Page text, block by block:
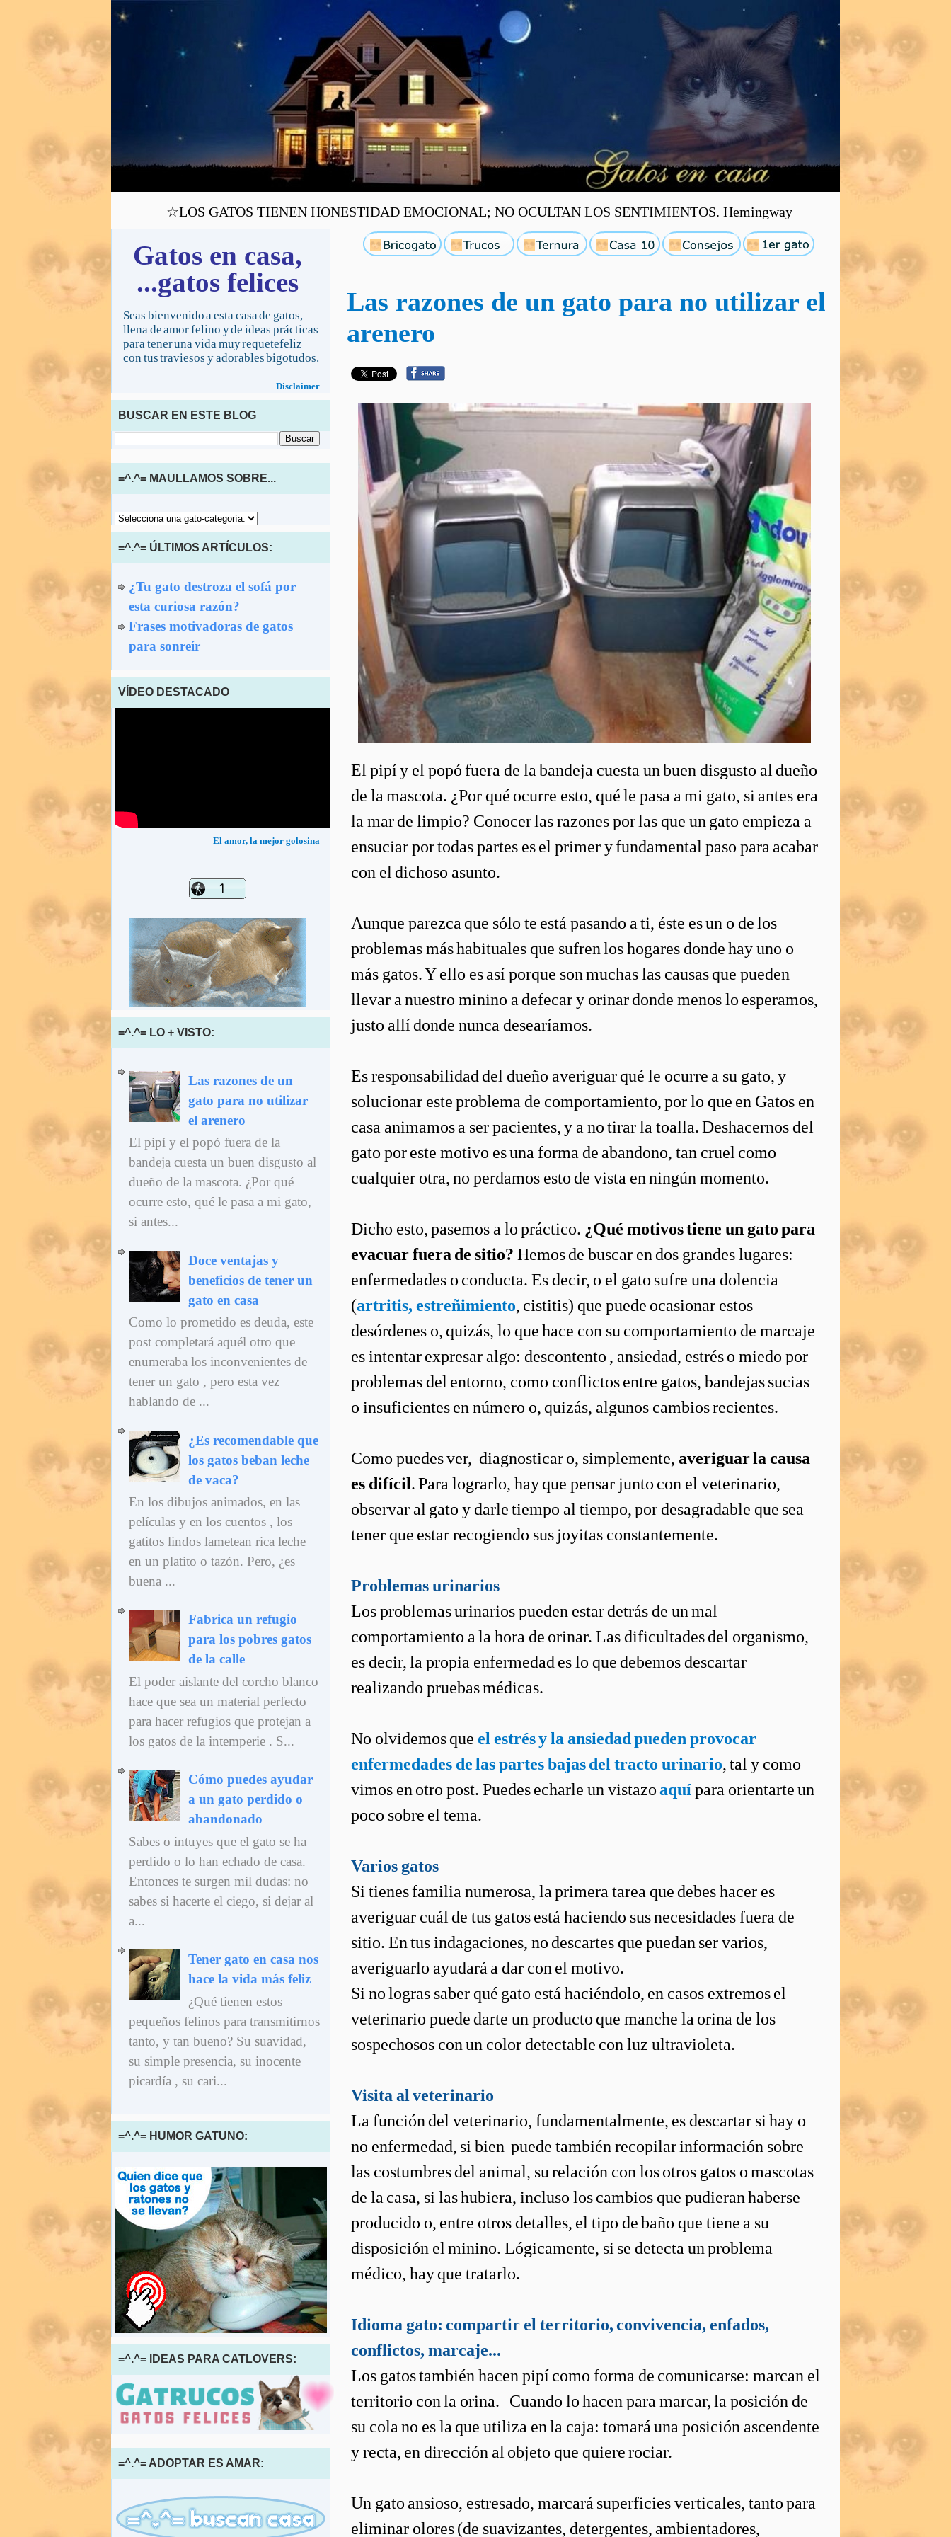
☆LOS GATOS TIENEN HONESTIDAD EMOCIONAL; NO OCULTAN LOS SENTIMIENTOS. Hemingway
Las razones de un gato para no utilizar el
arenero
El pipí y el popó fuera de la bandeja cuesta un buen disgusto al dueño
de la mascota. ¿Por qué ocurre esto, qué le pasa a mi gato, si antes era
la mar de limpio? Conocer las razones por las que un gato empieza a
ensuciar por todas partes es el primer y fundamental paso para acabar
con el dichoso asunto.
Aunque parezca que sólo te está pasando a ti, éste es un o de los
problemas más habituales que sufren los hogares donde hay uno o
más gatos. Y ello es así porque son muchas las causas que pueden
llevar a nuestro minino a defecar y orinar donde menos lo esperamos,
justo allí donde nunca desearíamos.
Es responsabilidad del dueño averiguar qué le ocurre a su gato, y
solucionar este problema de comportamiento, por lo que en Gatos en
casa animamos a ser pacientes, y a no tirar la toalla. Deshacernos del
gato por este motivo es una forma de abandono, tan cruel como
cualquier otra, no perdamos esto de vista en ningún momento.
Dicho esto, pasemos a lo práctico. ¿Qué motivos tiene un gato para
evacuar fuera de sitio? Hemos de buscar en dos grandes lugares:
enfermedades o conducta. Es decir, o el gato sufre una dolencia
(artritis, estreñimiento, cistitis) que puede ocasionar estos
desórdenes o, quizás, lo que hace con su comportamiento de marcaje
es intentar expresar algo: descontento , ansiedad, estrés o miedo por
problemas del entorno, como conflictos entre gatos, bandejas sucias
o insuficientes en número o, quizás, algunos cambios recientes.
Como puedes ver, diagnosticar o, simplemente, averiguar la causa
es difícil. Para lograrlo, hay que pensar junto con el veterinario,
observar al gato y darle tiempo al tiempo, por desagradable que sea
tener que estar recogiendo sus joyitas constantemente.
Problemas urinarios
Los problemas urinarios pueden estar detrás de un mal
comportamiento a la hora de orinar. Las dificultades del organismo,
es decir, la propia enfermedad es lo que debemos descartar
realizando pruebas médicas.
No olvidemos que el estrés y la ansiedad pueden provocar
enfermedades de las partes bajas del tracto urinario, tal y como
vimos en otro post. Puedes echarle un vistazoaquípara orientarte un
poco sobre el tema.
Varios gatos
Si tienes familia numerosa, la primera tarea que debes hacer es
averiguar cuál de tus gatos está haciendo sus necesidades fuera de
sitio. En tus indagaciones, no descartes que puedan ser varios,
averiguarlo ayudará a dar con el motivo.
Si no logras saber qué gato está haciéndolo, en casos extremos el
veterinario puede darte un producto que manche la orina de los
sospechosos con un color detectable con luz ultravioleta.
Visita al veterinario
La función del veterinario, fundamentalmente, es descartar si hay o
no enfermedad, si bien puede también recopilar información sobre
las costumbres del animal, su relación con los otros gatos o mascotas
de la casa, si las hubiera, incluso los cambios que pudieran haberse
producido o, entre otros detalles, el tipo de baño que tiene a su
disposición el minino. Lógicamente, si se detecta un problema
médico, hay que tratarlo.
Idioma gato: compartir el territorio, convivencia, enfados,
conflictos, marcaje...
Los gatos también hacen pipí como forma de comunicarse: marcan el
territorio con la orina. Cuando lo hacen para marcar, la posición de
su cola no es la que utiliza en la caja: tomará una posición ascendente
y recta, en dirección al objeto que quiere rociar.
Un gato ansioso, estresado, marcará superficies verticales, tanto para
eliminar olores (de suavizantes, detergentes, ambientadores,
Gatos en casa,
...gatos felices
Seas bienvenido a esta casa de gatos,
llena de amor felino y de ideas prácticas
para tener una vida muy requetefeliz
con tus traviesos y adorables bigotudos.
Disclaimer
BUSCAR EN ESTE BLOG
=^.^= MAULLAMOS SOBRE...
=^.^= ÚLTIMOS ARTÍCULOS:
¿Tu gato destroza el sofá por
esta curiosa razón?
Frases motivadoras de gatos
para sonreír
VÍDEO DESTACADO
El amor, la mejor golosina
=^.^= LO + VISTO:
Las razones de un
gato para no utilizar
el arenero
El pipí y el popó fuera de la
bandeja cuesta un buen disgusto al
dueño de la mascota. ¿Por qué
ocurre esto, qué le pasa a mi gato,
si antes...
Doce ventajas y
beneficios de tener un
gato en casa
Como lo prometido es deuda, este
post completará aquél otro que
enumeraba los inconvenientes de
tener un gato , pero esta vez
hablando de ...
¿Es recomendable que
los gatos beban leche
de vaca?
En los dibujos animados, en las
películas y en los cuentos , los
gatitos lindos lametean rica leche
en un platito o tazón. Pero, ¿es
buena ...
Fabrica un refugio
para los pobres gatos
de la calle
El poder aislante del corcho blanco
hace que sea un material perfecto
para hacer refugios que protejan a
los gatos de la intemperie . S...
Cómo puedes ayudar
a un gato perdido o
abandonado
Sabes o intuyes que el gato se ha
perdido o lo han echado de casa.
Entonces te surgen mil dudas: no
sabes si hacerte el ciego, si dejar al
a...
Tener gato en casa nos
hace la vida más feliz
¿Qué tienen estos
pequeños felinos para transmitirnos
tanto, y tan bueno? Su suavidad,
su simple presencia, su inocente
picardía , su cari...
=^.^= HUMOR GATUNO:
=^.^= IDEAS PARA CATLOVERS:
=^.^= ADOPTAR ES AMAR: